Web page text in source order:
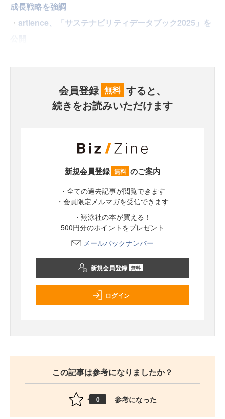
成長戦略を強調
・ artience、「サステナビリティデータブック2025」を
会員登録 無料 すると、
続きをお読みいただけます
新規会員登録 無料 のご案内
・全ての過去記事が閲覧できます
・会員限定メルマガを受信できます
・翔泳社の本が買える！
500円分のポイントをプレゼント
メールバックナンバー
新規会員登録 無料
ログイン
この記事は参考になりましたか？
0 参考になった